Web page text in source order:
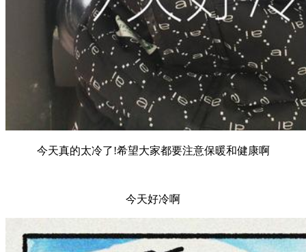
今天真的太冷了!希望大家都要注意保暖和健康啊
今天好冷啊